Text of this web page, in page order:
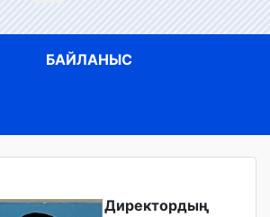
БАЙЛАНЫС
Директордың